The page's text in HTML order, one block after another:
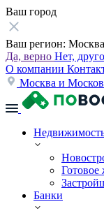
Ваш город
Ваш регион: Москва
Да, верно Нет,
О компании
Москва и
Готовое
Банки